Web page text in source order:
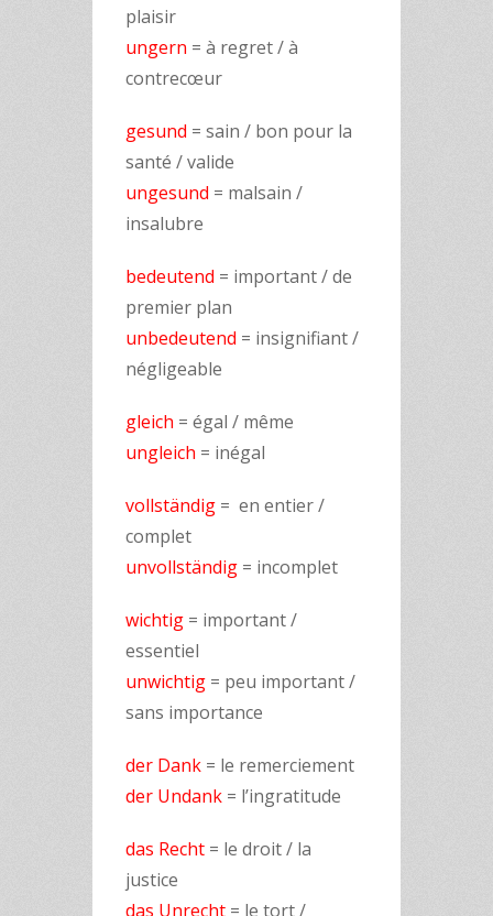
plaisir
ungern = à regret / à
contrecœur
gesund = sain / bon pour la
santé / valide
ungesund = malsain /
insalubre
bedeutend = important / de
premier plan
unbedeutend = insignifiant /
négligeable
gleich = égal / même
ungleich = inégal
vollständig = en entier /
complet
unvollständig = incomplet
wichtig = important /
essentiel
unwichtig = peu important /
sans importance
der Dank = le remerciement
der Undank = l’ingratitude
das Recht = le droit / la
justice
das Unrecht = le tort /